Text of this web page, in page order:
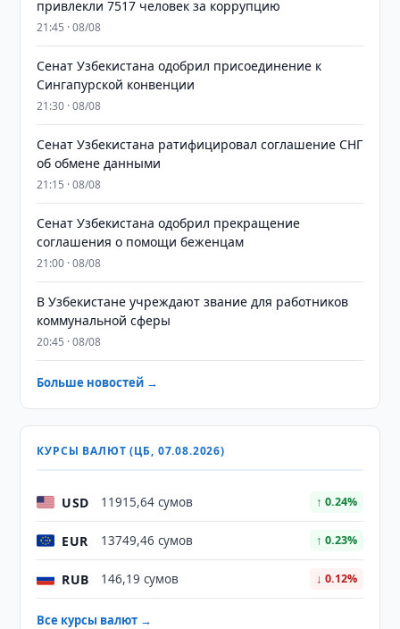
привлекли 7517 человек за коррупцию
21:45 · 08/08
Сенат Узбекистана одобрил присоединение к
Сингапурской конвенции
21:30 · 08/08
Сенат Узбекистана ратифицировал соглашение СНГ
об обмене данными
21:15 · 08/08
Сенат Узбекистана одобрил прекращение
соглашения о помощи беженцам
21:00 · 08/08
В Узбекистане учреждают звание для работников
коммунальной сферы
20:45 · 08/08
Больше новостей →
КУРСЫ ВАЛЮТ (ЦБ, 07.08.2026)
USD 11915,64 сумов ↑ 0.24%
EUR 13749,46 сумов ↑ 0.23%
RUB 146,19 сумов ↓ 0.12%
Все курсы валют →